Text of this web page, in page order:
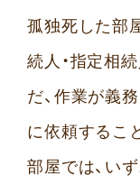
孤独死した部
続人・指定相
だ、作業が義
に依頼するこ
部屋では、い